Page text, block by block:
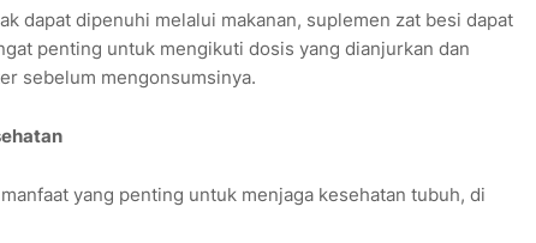
dapat dipenuhi melalui makanan, suplemen zat besi dapat
penting untuk mengikuti dosis yang dianjurkan dan
sebelum mengonsumsinya.
yang penting untuk menjaga kesehatan tubuh, di